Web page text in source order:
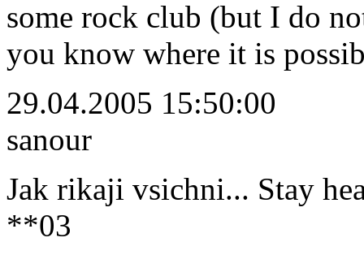
some rock club (but I do
you know where it is
29.04.2005 15:50:00
sanour
Jak rikaji vsichni... Stay
**03